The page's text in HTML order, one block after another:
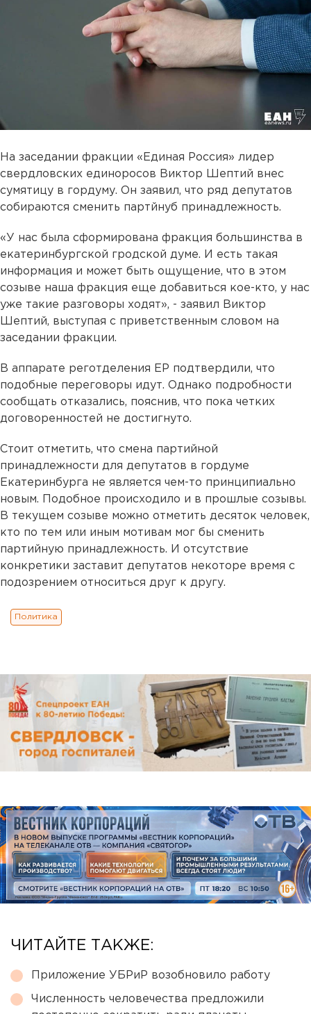
На заседании фракции «Единая Россия» лидер
свердловских единоросов Виктор Шептий внес
сумятицу в гордуму. Он заявил, что ряд депутатов
собираются сменить партйнуб принадлежность.
«У нас была сформирована фракция большинства в
екатеринбургской гродской думе. И есть такая
информация и может быть ощущение, что в этом
созыве наша фракция еще добавиться кое-кто, у нас
уже такие разговоры ходят», - заявил Виктор
Шептий, выступая с приветственным словом на
заседании фракции.
В аппарате реготделения ЕР подтвердили, что
подобные переговоры идут. Однако подробности
сообщать отказались, пояснив, что пока четких
договоренностей не достигнуто.
Стоит отметить, что смена партийной
принадлежности для депутатов в гордуме
Екатеринбурга не является чем-то принципиально
новым. Подобное происходило и в прошлые созывы.
В текущем созыве можно отметить десяток человек,
кто по тем или иным мотивам мог бы сменить
партийную принадлежность. И отсутствие
конкретики заставит депутатов некоторе время с
подозрением относиться друг к другу.
Политика
ЧИТАЙТЕ ТАКЖЕ:
Приложение УБРиР возобновило работу
Численность человечества предложили